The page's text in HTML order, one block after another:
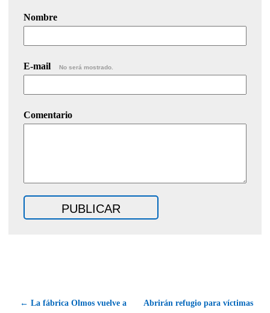
Nombre
E-mail No será mostrado.
Comentario
← La fábrica Olmos vuelve a Abrirán refugio para víctimas